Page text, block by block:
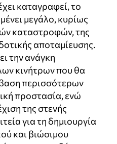
καταγραφεί, το
μεγάλο, κυρίως
καταστροφών, της
αποταμίευσης.
την ανάγκη
κινήτρων που θα
περισσότερων
προστασία, ενώ
της στενής
για τη δημιουργία
και βιώσιμου